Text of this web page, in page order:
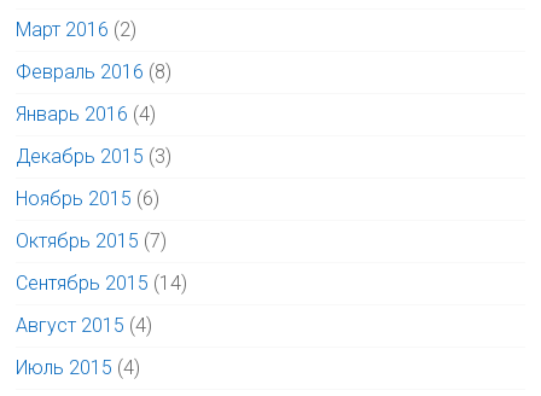
Март 2016 (2)
Февраль 2016 (8)
Январь 2016 (4)
Декабрь 2015 (3)
Ноябрь 2015 (6)
Октябрь 2015 (7)
Сентябрь 2015 (14)
Август 2015 (4)
Июль 2015 (4)